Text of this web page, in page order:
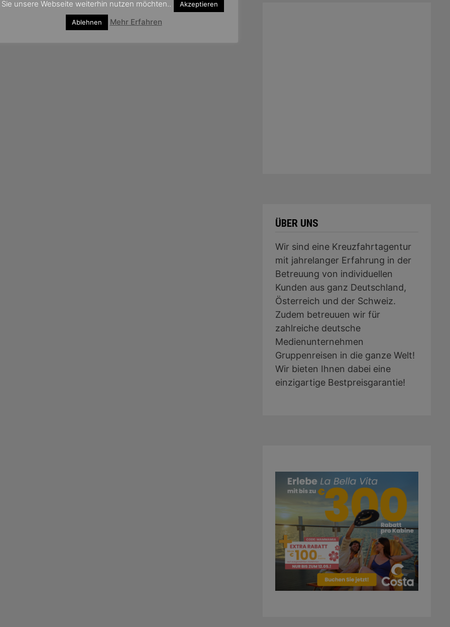
ÜBER UNS
Wir sind eine Kreuzfahrtagentur
mit jahrelanger Erfahrung in der
Betreuung von individuellen
Kunden aus ganz Deutschland,
Österreich und der Schweiz.
Zudem betreuuen wir für
zahlreiche deutsche
Medienunternehmen
Gruppenreisen in die ganze Welt!
Wir bieten Ihnen dabei eine
einzigartige Bestpreisgarantie!
Sie unsere Webseite weiterhin nutzen möchten..
Akzeptieren
Ablehnen Mehr Erfahren